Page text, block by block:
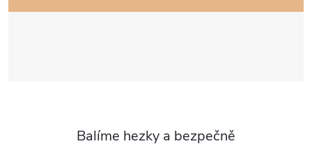
Balíme hezky a bezpečně